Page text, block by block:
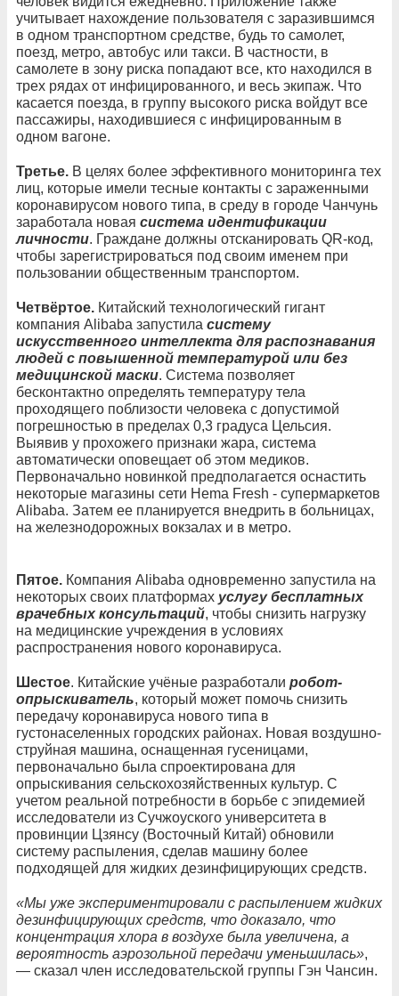
учитывает нахождение пользователя с заразившимся
в одном транспортном средстве, будь то самолет,
поезд, метро, автобус или такси. В частности, в
самолете в зону риска попадают все, кто находился в
трех рядах от инфицированного, и весь экипаж. Что
касается поезда, в группу высокого риска войдут все
пассажиры, находившиеся с инфицированным в
одном вагоне.
Третье. В целях более эффективного мониторинга тех
лиц, которые имели тесные контакты с зараженными
коронавирусом нового типа, в среду в городе Чанчунь
заработала новая система идентификации
личности. Граждане должны отсканировать QR-код,
чтобы зарегистрироваться под своим именем при
пользовании общественным транспортом.
Четвёртое. Китайский технологический гигант
компания Alibaba запустила систему
искусственного интеллекта для распознавания
людей с повышенной температурой или без
медицинской маски. Система позволяет
бесконтактно определять температуру тела
проходящего поблизости человека с допустимой
погрешностью в пределах 0,3 градуса Цельсия.
Выявив у прохожего признаки жара, система
автоматически оповещает об этом медиков.
Первоначально новинкой предполагается оснастить
некоторые магазины сети Hema Fresh - супермаркетов
Alibaba. Затем ее планируется внедрить в больницах,
на железнодорожных вокзалах и в метро.
Пятое. Компания Alibaba одновременно запустила на
некоторых своих платформах услугу бесплатных
врачебных консультаций, чтобы снизить нагрузку
на медицинские учреждения в условиях
распространения нового коронавируса.
Шестое. Китайские учёные разработали робот-
опрыскиватель, который может помочь снизить
передачу коронавируса нового типа в
густонаселенных городских районах. Новая воздушно-
струйная машина, оснащенная гусеницами,
первоначально была спроектирована для
опрыскивания сельскохозяйственных культур. С
учетом реальной потребности в борьбе с эпидемией
исследователи из Сучжоуского университета в
провинции Цзянсу (Восточный Китай) обновили
систему распыления, сделав машину более
подходящей для жидких дезинфицирующих средств.
«Мы уже экспериментировали с распылением жидких
дезинфицирующих средств, что доказало, что
концентрация хлора в воздухе была увеличена, а
вероятность аэрозольной передачи уменьшилась»,
— сказал член исследовательской группы Гэн Чансин.